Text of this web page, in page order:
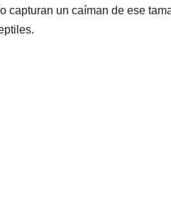
capturan un caíman de ese